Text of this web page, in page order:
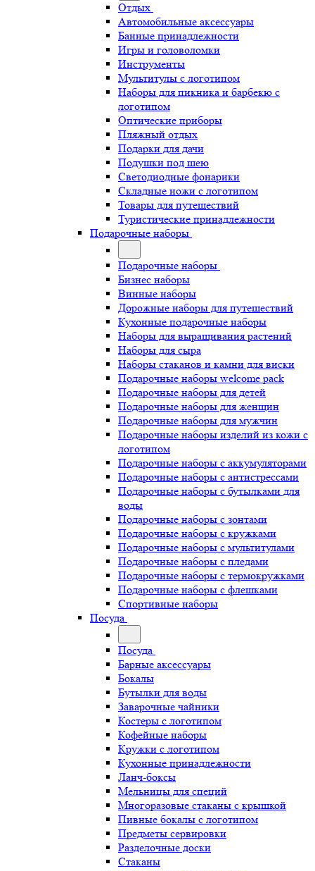
Отдых
Автомобильные аксессуары
Банные принадлежности
Игры и головоломки
Инструменты
Мультитулы с логотипом
Наборы для пикника и барбекю с
логотипом
Оптические приборы
Пляжный отдых
Подарки для дачи
Подушки под шею
Светодиодные фонарики
Складные ножи с логотипом
Товары для путешествий
Туристические принадлежности
Подарочные наборы
Подарочные наборы
Бизнес наборы
Винные наборы
Дорожные наборы для путешествий
Кухонные подарочные наборы
Наборы для выращивания растений
Наборы для сыра
Наборы стаканов и камни для виски
Подарочные наборы welcome pack
Подарочные наборы для детей
Подарочные наборы для женщин
Подарочные наборы для мужчин
Подарочные наборы изделий из кожи с
логотипом
Подарочные наборы с аккумуляторами
Подарочные наборы с антистрессами
Подарочные наборы с бутылками для
воды
Подарочные наборы с зонтами
Подарочные наборы с кружками
Подарочные наборы с мультитулами
Подарочные наборы с пледами
Подарочные наборы с термокружками
Подарочные наборы с флешками
Спортивные наборы
Посуда
Посуда
Барные аксессуары
Бокалы
Бутылки для воды
Заварочные чайники
Костеры с логотипом
Кофейные наборы
Кружки с логотипом
Кухонные принадлежности
Ланч-боксы
Мельницы для специй
Многоразовые стаканы с крышкой
Пивные бокалы с логотипом
Предметы сервировки
Разделочные доски
Стаканы